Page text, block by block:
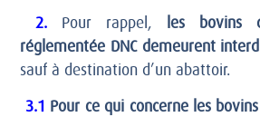
2. Pour rappel,
les bovins
réglementée DNC demeurent
sauf à destination d’un abattoir.
3.1 Pour ce qui concerne les